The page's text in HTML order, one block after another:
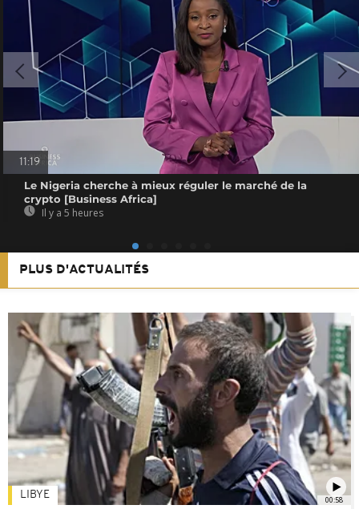
11:19
Le Nigeria cherche à mieux réguler le marché de la
crypto [Business Africa]
Il y a 5 heures
PLUS D'ACTUALITÉS
00:58
LIBYE